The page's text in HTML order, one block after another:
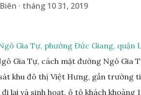
tháng 10 31, 2019
Gia Tự, phường Đức Giang, quận
Gia Tự, cách mặt đường Ngô Gia
khu đô thị Việt Hưng, gần trường
lại và sinh hoạt, ô tô khách khoảng